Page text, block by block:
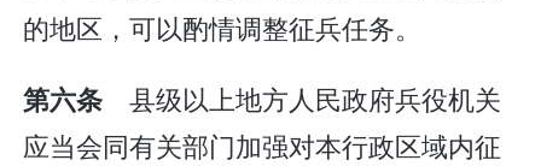
的地区，可以酌情调整征兵任务。
第六条 县级以上地方人民政府兵役机关
应当会同有关部门加强对本行政区域内征